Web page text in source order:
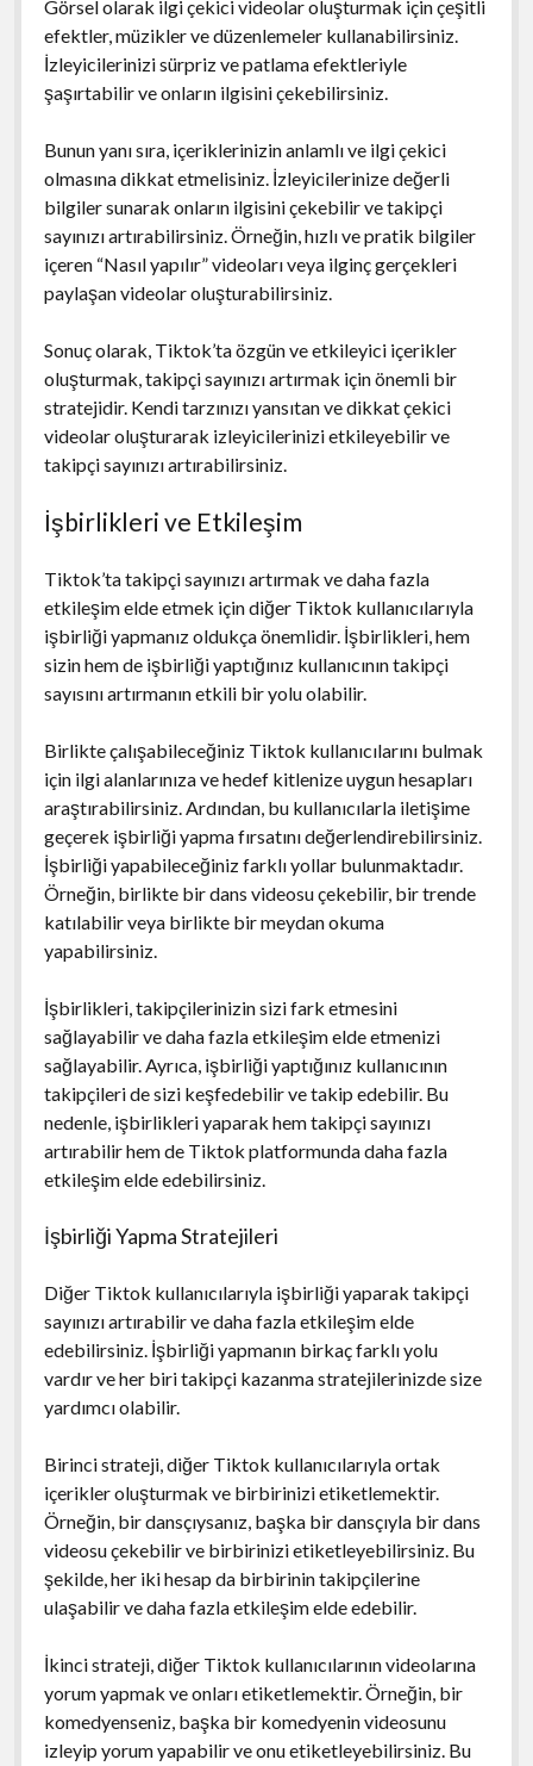
Görsel olarak ilgi çekici videolar oluşturmak için çeşitli
efektler, müzikler ve düzenlemeler kullanabilirsiniz.
İzleyicilerinizi sürpriz ve patlama efektleriyle
şaşırtabilir ve onların ilgisini çekebilirsiniz.
Bunun yanı sıra, içeriklerinizin anlamlı ve ilgi çekici
olmasına dikkat etmelisiniz. İzleyicilerinize değerli
bilgiler sunarak onların ilgisini çekebilir ve takipçi
sayınızı artırabilirsiniz. Örneğin, hızlı ve pratik bilgiler
içeren “Nasıl yapılır” videoları veya ilginç gerçekleri
paylaşan videolar oluşturabilirsiniz.
Sonuç olarak, Tiktok’ta özgün ve etkileyici içerikler
oluşturmak, takipçi sayınızı artırmak için önemli bir
stratejidir. Kendi tarzınızı yansıtan ve dikkat çekici
videolar oluşturarak izleyicilerinizi etkileyebilir ve
takipçi sayınızı artırabilirsiniz.
İşbirlikleri ve Etkileşim
Tiktok’ta takipçi sayınızı artırmak ve daha fazla
etkileşim elde etmek için diğer Tiktok kullanıcılarıyla
işbirliği yapmanız oldukça önemlidir. İşbirlikleri, hem
sizin hem de işbirliği yaptığınız kullanıcının takipçi
sayısını artırmanın etkili bir yolu olabilir.
Birlikte çalışabileceğiniz Tiktok kullanıcılarını bulmak
için ilgi alanlarınıza ve hedef kitlenize uygun hesapları
araştırabilirsiniz. Ardından, bu kullanıcılarla iletişime
geçerek işbirliği yapma fırsatını değerlendirebilirsiniz.
İşbirliği yapabileceğiniz farklı yollar bulunmaktadır.
Örneğin, birlikte bir dans videosu çekebilir, bir trende
katılabilir veya birlikte bir meydan okuma
yapabilirsiniz.
İşbirlikleri, takipçilerinizin sizi fark etmesini
sağlayabilir ve daha fazla etkileşim elde etmenizi
sağlayabilir. Ayrıca, işbirliği yaptığınız kullanıcının
takipçileri de sizi keşfedebilir ve takip edebilir. Bu
nedenle, işbirlikleri yaparak hem takipçi sayınızı
artırabilir hem de Tiktok platformunda daha fazla
etkileşim elde edebilirsiniz.
İşbirliği Yapma Stratejileri
Diğer Tiktok kullanıcılarıyla işbirliği yaparak takipçi
sayınızı artırabilir ve daha fazla etkileşim elde
edebilirsiniz. İşbirliği yapmanın birkaç farklı yolu
vardır ve her biri takipçi kazanma stratejilerinizde size
yardımcı olabilir.
Birinci strateji, diğer Tiktok kullanıcılarıyla ortak
içerikler oluşturmak ve birbirinizi etiketlemektir.
Örneğin, bir dansçıysanız, başka bir dansçıyla bir dans
videosu çekebilir ve birbirinizi etiketleyebilirsiniz. Bu
şekilde, her iki hesap da birbirinin takipçilerine
ulaşabilir ve daha fazla etkileşim elde edebilir.
İkinci strateji, diğer Tiktok kullanıcılarının videolarına
yorum yapmak ve onları etiketlemektir. Örneğin, bir
komedyenseniz, başka bir komedyenin videosunu
izleyip yorum yapabilir ve onu etiketleyebilirsiniz. Bu